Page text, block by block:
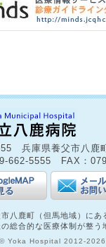
兵庫県養父市八鹿
662-5555 FAX：
八鹿町（但馬地域）にあ
総合的な医療体制が整う
Yoka Hospital 2012-2026